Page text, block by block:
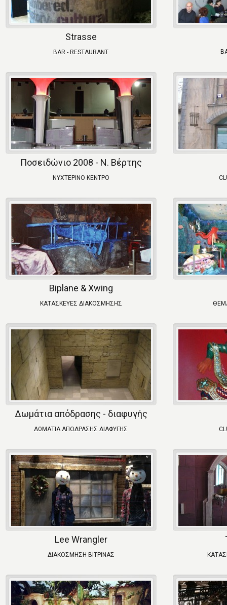
Strasse
BAR - RESTAURANT
Ποσειδώνιο 2008 - Ν. Βέρτης
ΝΥΧΤΕΡΙΝΟ ΚΕΝΤΡΟ
Biplane & Xwing
ΚΑΤΑΣΚΕΥΕΣ ΔΙΑΚΟΣΜΗΣΗΣ
Δωμάτια απόδρασης - διαφυγής
ΔΩΜΑΤΙΑ ΑΠΟΔΡΑΣΗΣ ΔΙΑΦΥΓΗΣ
Lee Wrangler
ΔΙΑΚΟΣΜΗΣΗ ΒΙΤΡΙΝΑΣ